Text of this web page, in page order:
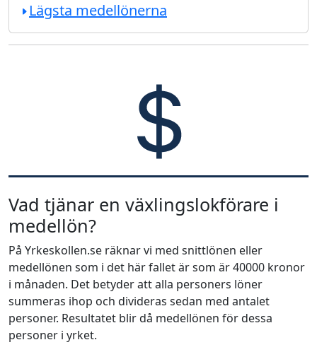
Lägsta medellönerna
Vad tjänar en växlingslokförare i
medellön?
På Yrkeskollen.se räknar vi med snittlönen eller
medellönen som i det här fallet är som är 40000 kronor
i månaden. Det betyder att alla personers löner
summeras ihop och divideras sedan med antalet
personer. Resultatet blir då medellönen för dessa
personer i yrket.